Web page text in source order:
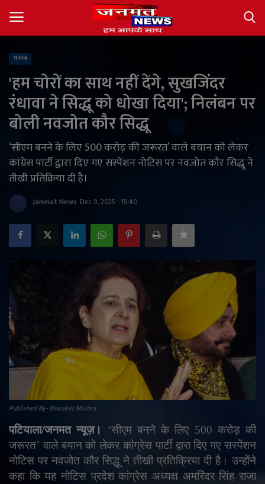
About
देश
अंतर्राष्ट्रीय
राज्य
राजनीति
मनोरंजन
अपराध
ज्योतिष
वीडियो
व्यापार
टेक्नोलॉजी
पंजाब
'हम चोरों का साथ नहीं देंगे, सुखजिंदर
रंधावा ने सिद्धू को धोखा दिया'; निलंबन पर
बोली नवजोत कौर सिद्धू
‘सीएम बनने के लिए 500 करोड़ की जरूरत’ वाले बयान को लेकर
कांग्रेस पार्टी द्वारा दिए गए सस्पेंशन नोटिस पर नवजोत कौर सिद्धू ने
तीखी प्रतिक्रिया दी है।
Janmat News Dec 9, 2025 - 15:40
Published By- Diwaker Mishra
पटियाला/जनमत न्यूज़। ‘सीएम बनने के लिए 500 करोड़ की
जरूरत’ वाले बयान को लेकर कांग्रेस पार्टी द्वारा दिए गए सस्पेंशन
नोटिस पर नवजोत कौर सिद्धू ने तीखी प्रतिक्रिया दी है। उन्होंने
कहा कि यह नोटिस प्रदेश कांग्रेस अध्यक्ष अमरिंदर सिंह राजा